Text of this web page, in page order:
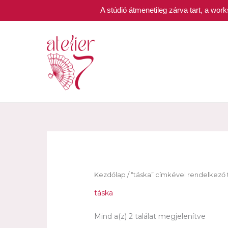
A stúdió átmenetileg zárva tart, a
Kezdőlap / “táska” címkével
táska
Mind a(z) 2 találat megjelenítve